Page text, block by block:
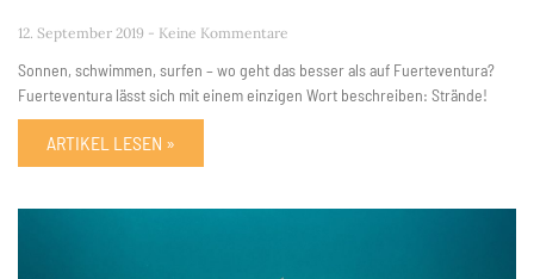
12. September 2019 Keine Kommentare
Sonnen, schwimmen, surfen – wo geht das besser als auf Fuerteventura?
Fuerteventura lässt sich mit einem einzigen Wort beschreiben: Strände!
ARTIKEL LESEN »